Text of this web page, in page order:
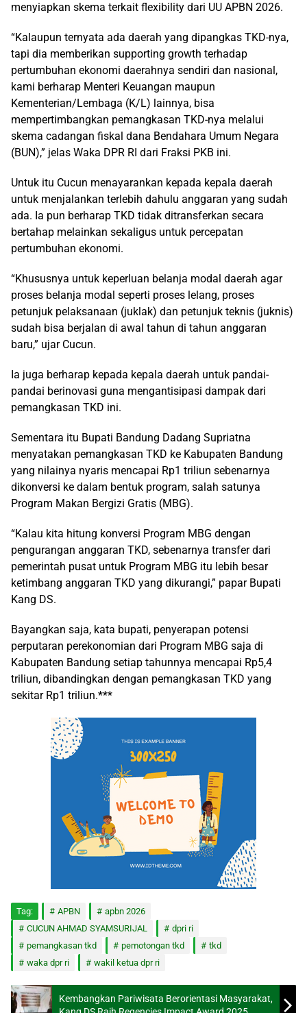
menyiapkan skema terkait flexibility dari UU APBN 2026.
“Kalaupun ternyata ada daerah yang dipangkas TKD-nya,
tapi dia memberikan supporting growth terhadap
pertumbuhan ekonomi daerahnya sendiri dan nasional,
kami berharap Menteri Keuangan maupun
Kementerian/Lembaga (K/L) lainnya, bisa
mempertimbangkan pemangkasan TKD-nya melalui
skema cadangan fiskal dana Bendahara Umum Negara
(BUN),” jelas Waka DPR RI dari Fraksi PKB ini.
Untuk itu Cucun menayarankan kepada kepala daerah
untuk menjalankan terlebih dahulu anggaran yang sudah
ada. Ia pun berharap TKD tidak ditransferkan secara
bertahap melainkan sekaligus untuk percepatan
pertumbuhan ekonomi.
“Khususnya untuk keperluan belanja modal daerah agar
proses belanja modal seperti proses lelang, proses
petunjuk pelaksanaan (juklak) dan petunjuk teknis (juknis)
sudah bisa berjalan di awal tahun di tahun anggaran
baru,” ujar Cucun.
Ia juga berharap kepada kepala daerah untuk pandai-
pandai berinovasi guna mengantisipasi dampak dari
pemangkasan TKD ini.
Sementara itu Bupati Bandung Dadang Supriatna
menyatakan pemangkasan TKD ke Kabupaten Bandung
yang nilainya nyaris mencapai Rp1 triliun sebenarnya
dikonversi ke dalam bentuk program, salah satunya
Program Makan Bergizi Gratis (MBG).
“Kalau kita hitung konversi Program MBG dengan
pengurangan anggaran TKD, sebenarnya transfer dari
pemerintah pusat untuk Program MBG itu lebih besar
ketimbang anggaran TKD yang dikurangi,” papar Bupati
Kang DS.
Bayangkan saja, kata bupati, penyerapan potensi
perputaran perekonomian dari Program MBG saja di
Kabupaten Bandung setiap tahunnya mencapai Rp5,4
triliun, dibandingkan dengan pemangkasan TKD yang
sekitar Rp1 triliun.***
Tag: APBN
apbn 2026
CUCUN AHMAD SYAMSURIJAL
dpri ri
pemangkasan tkd
pemotongan tkd
tkd
waka dpr ri
wakil ketua dpr ri
Kembangkan Pariwisata Berorientasi Masyarakat,